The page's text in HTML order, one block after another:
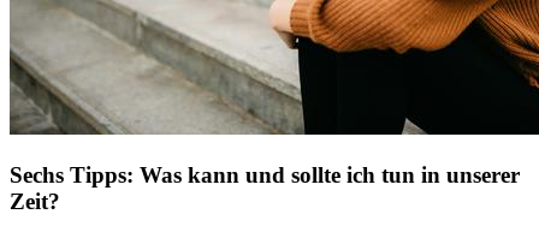
Sechs Tipps: Was kann und sollte ich tun in unserer
Zeit?